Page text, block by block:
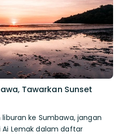
Tawarkan Sunset
ke Sumbawa, jangan
Lemak dalam daftar